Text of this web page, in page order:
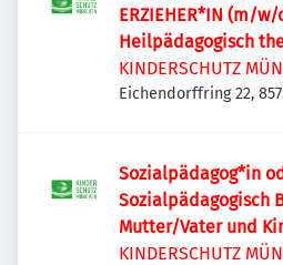
ERZIEHER*IN (m/w/
Heilpädagogisch
Wohngruppe
Karlsfeld | #47111
KINDERSCHUTZ
Eichendorffring 22,
Sozialpädagog*in
Sozialpädagogisch
Mutter/Vater und
#47265
KINDERSCHUTZ